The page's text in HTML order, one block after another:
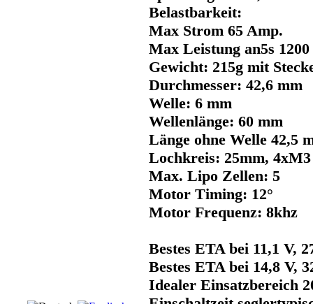
Belastbarkeit:
Max Strom 65 Amp.
Max Leistung an5s
Gewicht: 215g mit
Durchmesser: 42,6 mm
Welle: 6 mm
Wellenlänge: 60 mm
Länge ohne Welle 42,5
Lochkreis: 25mm, 4xM3
Max. Lipo Zellen: 5
Motor Timing: 12°
Motor Frequenz: 8khz
Bestes ETA bei 11,1 V,
Bestes ETA bei 14,8 V,
Idealer Einsatzbereich